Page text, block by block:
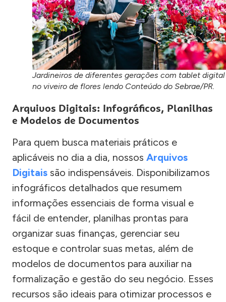
Jardineiros de diferentes gerações com tablet digital
no viveiro de flores lendo Conteúdo do Sebrae/PR.
Arquivos Digitais: Infográficos, Planilhas
e Modelos de Documentos
Para quem busca materiais práticos e
aplicáveis no dia a dia, nossos Arquivos
Digitais são indispensáveis. Disponibilizamos
infográficos detalhados que resumem
informações essenciais de forma visual e
fácil de entender, planilhas prontas para
organizar suas finanças, gerenciar seu
estoque e controlar suas metas, além de
modelos de documentos para auxiliar na
formalização e gestão do seu negócio. Esses
recursos são ideais para otimizar processos e